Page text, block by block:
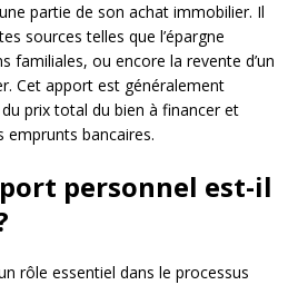
partie de son achat immobilier. Il
sources telles que l’épargne
familiales, ou encore la revente d’un
Cet apport est généralement
prix total du bien à financer et
bancaires.
personnel est-il
rôle essentiel dans le processus